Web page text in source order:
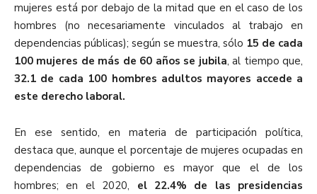
mujeres está por debajo de la mitad que en el caso de los
hombres (no necesariamente vinculados al trabajo en
dependencias públicas); según se muestra, sólo 15 de cada
100 mujeres de más de 60 años se jubila, al tiempo que,
32.1 de cada 100 hombres adultos mayores accede a
este derecho laboral.
En ese sentido, en materia de participación política,
destaca que, aunque el porcentaje de mujeres ocupadas en
dependencias de gobierno es mayor que el de los
hombres; en el 2020, el 22.4% de las presidencias